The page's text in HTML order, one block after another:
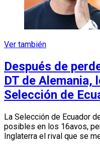
Ver también
Después de
DT de Alemania,
Selección de
La Selección de Ecuador
posibles en los 16avos,
Inglaterra el rival que se